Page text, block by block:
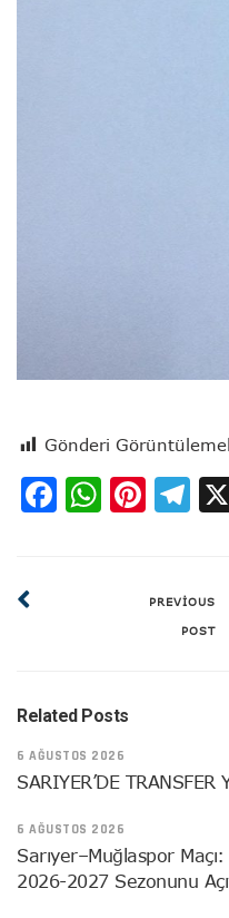
Gönderi
Facebook
PREVIOUS
POST
Related Posts
6 AĞUSTOS 2026
SARIYER’DE
6 AĞUSTOS 2026
Sarıyer–Muğlaspor
2026-2027 Sezonunu